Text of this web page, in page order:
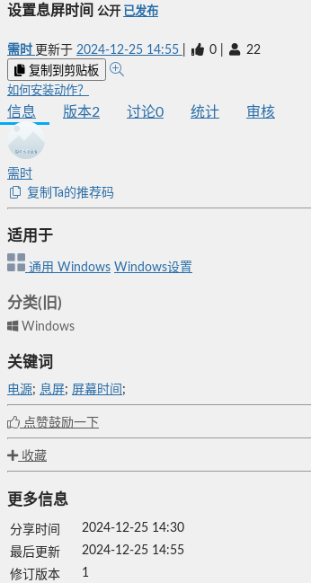
设置息屏时间 公开 已发布
需时 更新于 2024-12-25 14:55 0 22
复制到剪贴板
如何安装动作？
信息 版本2 讨论0 统计 审核
需时
复制Ta的推荐码
适用于
通用 Windows Windows设置
分类(旧)
Windows
关键词
电源; 息屏; 屏幕时间 ;
点赞鼓励一下
收藏
更多信息
分享时间
2024-12-25 14:30
最后更新
2024-12-25 14:55
修订版本
1